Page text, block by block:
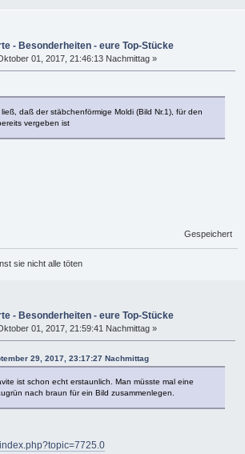
- Besonderheiten - eure Top-Stücke
01, 2017, 21:46:13 Nachmittag »
daß der stäbchenförmige Moldi (Bild Nr.1), für den
vergeben ist
Gespeichert
sie nicht alle töten
- Besonderheiten - eure Top-Stücke
01, 2017, 21:59:41 Nachmittag »
29, 2017, 23:17:27 Nachmittag
ist schon echt erstaunlich. Man müsste mal eine
nach braun für ein Bild zusammenlegen.